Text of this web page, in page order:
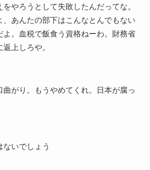
やろうとして失敗したんだってな。
、あんたの部下はこんなとんでもない
よ。血税で飯食う資格ねーわ。財務省
上しろや。
曲がり。もうやめてくれ。日本が腐っ
ないでしょう